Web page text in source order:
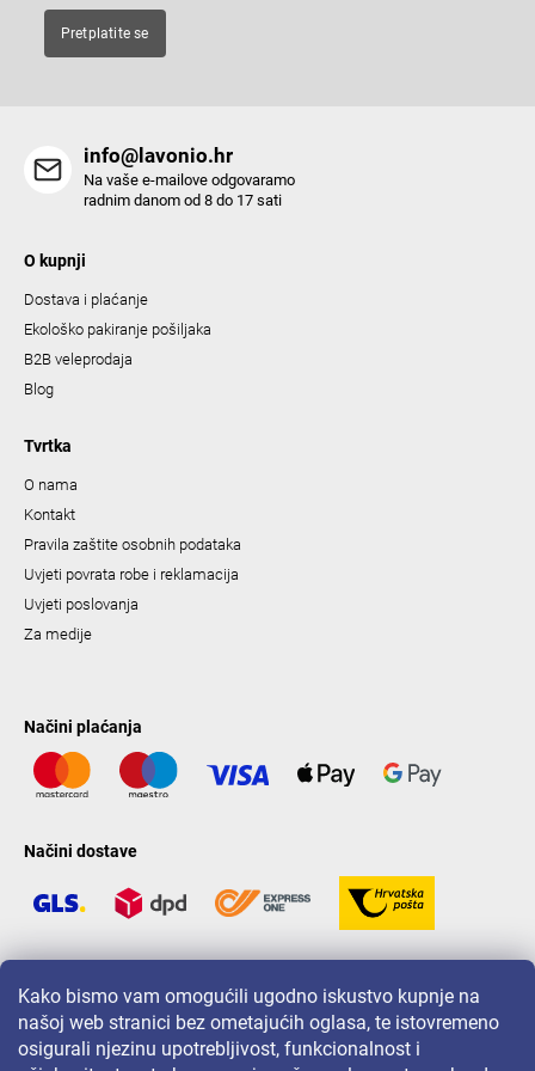
Kako bismo vam omogućili ugodno iskustvo kupnje na
našoj web stranici bez ometajućih oglasa, te istovremeno
osigurali njezinu upotrebljivost, funkcionalnost i
Pretplatite se
info@lavonio.hr
Na vaše e-mailove odgovaramo
radnim danom od 8 do 17 sati
O kupnji
Dostava i plaćanje
Ekološko pakiranje pošiljaka
B2B veleprodaja
Blog
Tvrtka
O nama
Kontakt
Pravila zaštite osobnih podataka
Uvjeti povrata robe i reklamacija
Uvjeti poslovanja
Za medije
Načini plaćanja
Načini dostave